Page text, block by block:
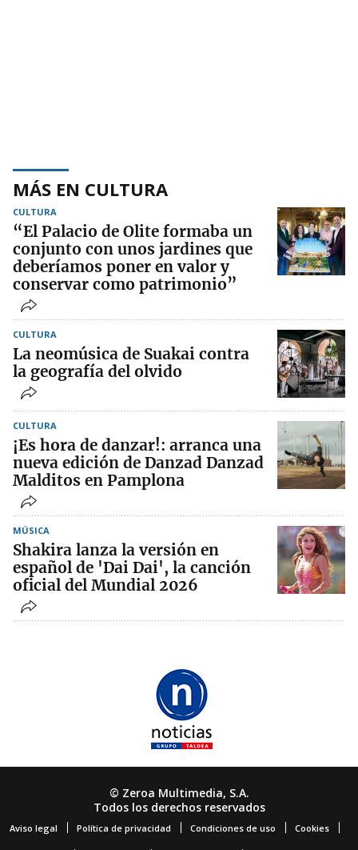
MÁS EN CULTURA
CULTURA
“El Palacio de Olite formaba un
conjunto con unos jardines que
deberíamos poner en valor y
conservar como patrimonio”
CULTURA
La neomúsica de Suakai contra
la geografía del olvido
CULTURA
¡Es hora de danzar!: arranca una
nueva edición de Danzad Danzad
Malditos en Pamplona
MÚSICA
Shakira lanza la versión en
español de 'Dai Dai', la canción
oficial del Mundial 2026
© Zeroa Multimedia, S.A.
Todos los derechos reservados
Aviso legal Política de privacidad Condiciones de uso Cookies